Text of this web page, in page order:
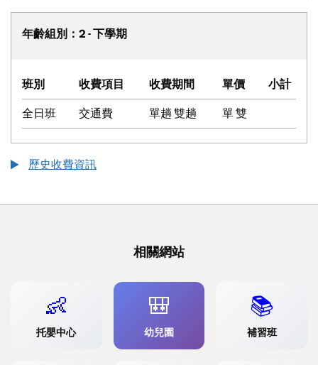
年齡組別：2 - 下學期
班別 收費項目 收費期間 單價 小計
全日班 交通費 單趟 雙趟 單 雙
歷史收費資訊
相關網站
👶
托嬰中心
🎒
幼兒園
📚
補習班